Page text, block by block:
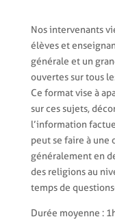
Nos intervenants
élèves et
générale et un
ouvertes sur tous
Ce format vise à
sur ces sujets,
l’information
peut se faire à une
généralement en
des religions au
temps de
Durée moyenne :